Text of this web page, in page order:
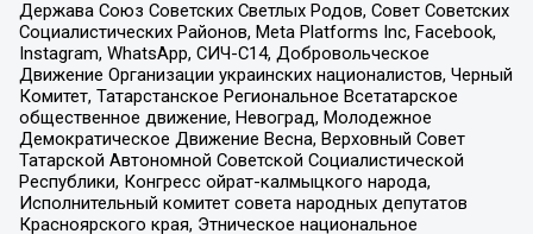
Держава Союз Советских Светлых Родов, Совет Советских
Социалистических Районов, Meta Platforms Inc, Facebook,
Instagram, WhatsApp, СИЧ-С14, Добровольческое
Движение Организации украинских националистов, Черный
Комитет, Татарстанское Региональное Всетатарское
общественное движение, Невоград, Молодежное
Демократическое Движение Весна, Верховный Совет
Татарской Автономной Советской Социалистической
Республики, Конгресс ойрат-калмыцкого народа,
Исполнительный комитет совета народных депутатов
Красноярского края, Этническое национальное